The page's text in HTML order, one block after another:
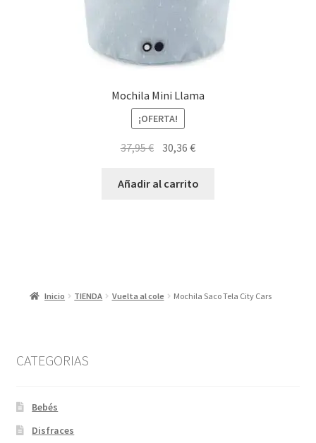
Mochila Mini Llama
¡OFERTA!
37,95€ El
original
30,36€El
actual
Añadir al carrito
Inicio TIENDA Vuelta al cole Mochila Saco Tela City Cars
CATEGORIAS
Bebés
Disfraces